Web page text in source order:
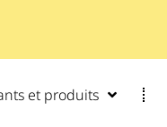
et produits